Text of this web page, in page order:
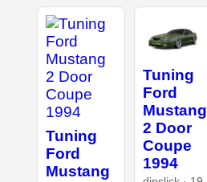
Tuning
Ford
Mustang
Tuning
Ford
Mustang
2 Door
Coupe
1994